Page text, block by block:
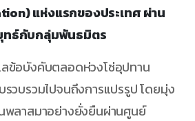
แห่งแรกของประเทศ ผ่าน
ทธ์กับกลุ่มพันธมิตร
ลข้อบังคับตลอดห่วงโซ่อุปทาน
วบรวมไปจนถึงการแปรรูป โดยมุ่ง
พลาสมาอย่างยั่งยืนผ่านศูนย์